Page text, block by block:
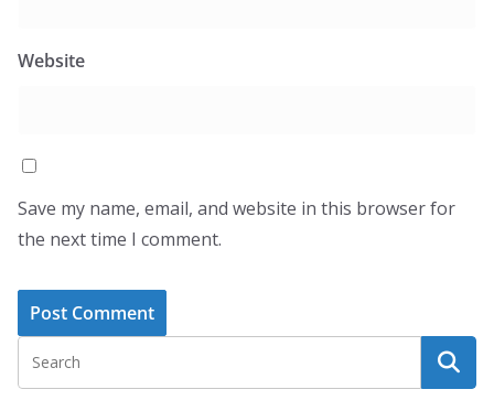
Website
Save my name, email, and website in this browser for
the next time I comment.